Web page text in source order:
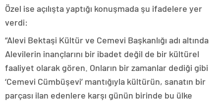
Özel ise açılışta yaptığı konuşmada şu ifadelere yer
verdi:
“Alevi Bektaşi Kültür ve Cemevi Başkanlığı adı altında
Alevilerin inançlarını bir ibadet değil de bir kültürel
faaliyet olarak gören. Onların bir zamanlar dediği gibi
‘Cemevi Cümbüşevi’ mantığıyla kültürün, sanatın bir
parçası ilan edenlere karşı günün birinde bu ülke